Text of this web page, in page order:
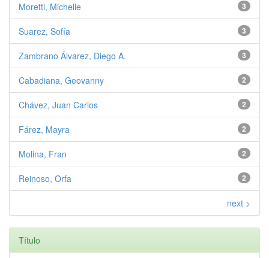
3
Moretti, Michelle
3
Suarez, Sofía
3
Zambrano Álvarez, Diego A.
2
Cabadiana, Geovanny
2
Chávez, Juan Carlos
2
Fárez, Mayra
2
Molina, Fran
2
Reinoso, Orfa
next >
Título